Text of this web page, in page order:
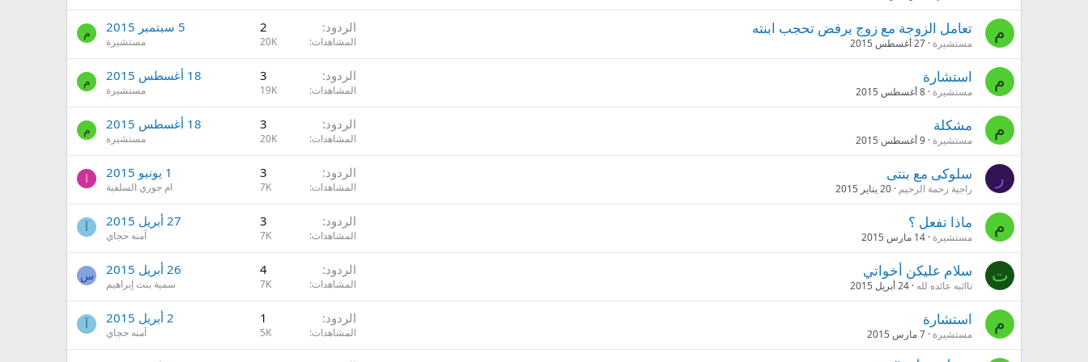
م تعامل الزوجة مع زوج يرفض تحجب ابنته
مستشيرة 27 أغسطس 2015
الردود 2
المشاهدات 20K
5 سبتمبر 2015
مستشيرة
م
م استشارة
مستشيرة 8 أغسطس 2015
الردود 3
المشاهدات 19K
18 أغسطس 2015
مستشيرة
م
م مشكلة
مستشيرة 9 أغسطس 2015
الردود 3
المشاهدات 20K
18 أغسطس 2015
مستشيرة
م
ر سلوكى مع بنتى
راجية رحمة الرحيم 20 يناير 2015
الردود 3
المشاهدات 7K
1 يونيو 2015
ام جوري السلفية
ا
م ماذا تفعل ؟
مستشيرة 14 مارس 2015
الردود 3
المشاهدات 7K
27 أبريل 2015
آمنه حجاي
آ
ت سلام عليكن أخواتي
تاائبه عائده لله 24 أبريل 2015
الردود 4
المشاهدات 7K
26 أبريل 2015
سمية بنت إبراهيم
س
م استشارة
مستشيرة 7 مارس 2015
الردود 1
المشاهدات 5K
2 أبريل 2015
آمنه حجاي
آ